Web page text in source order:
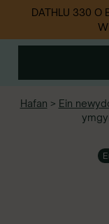
DATHLU 330 O
Hafan > Ein
ENGLISH
Ein gwaith